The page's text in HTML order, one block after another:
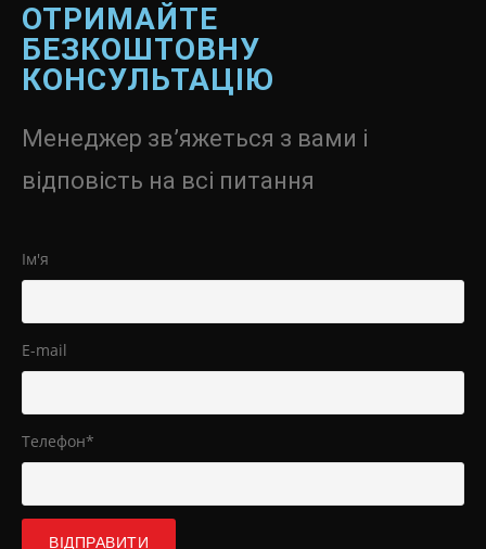
ОТРИМАЙТЕ
БЕЗКОШТОВНУ
КОНСУЛЬТАЦІЮ
Менеджер зв’яжеться з вами і
відповість на всі питання
Ім'я
E-mail
Телефон*